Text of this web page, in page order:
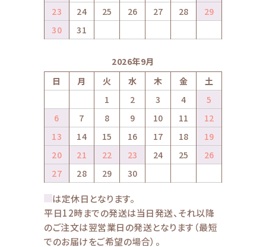
23
24 25 26 27 28
29
30
31
2026年9月
日
月 火 水 木 金
土
1
2 3 4
5
6
7 8 9 10 11
12
13
14 15 16 17 18
19
20
21 22 23 24 25
26
27
28 29 30
は定休日となります。
平日12時までの発送は当日発送、それ以降
のご注文は翌営業日の発送となります（最短
でのお届けをご希望の場合）。